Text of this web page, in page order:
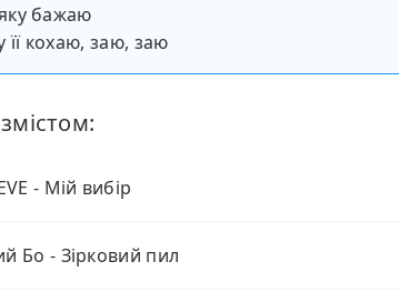
бажаю
кохаю, заю, заю
- Мій вибір
Бо - Зірковий пил